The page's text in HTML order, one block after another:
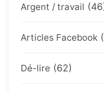
Argent / travail
Articles Facebook
Dé-lire (62)